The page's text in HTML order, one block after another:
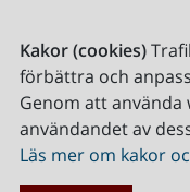
Kakor (cookies)
förbättra och
Genom att
användandet av
Läs mer om kakor